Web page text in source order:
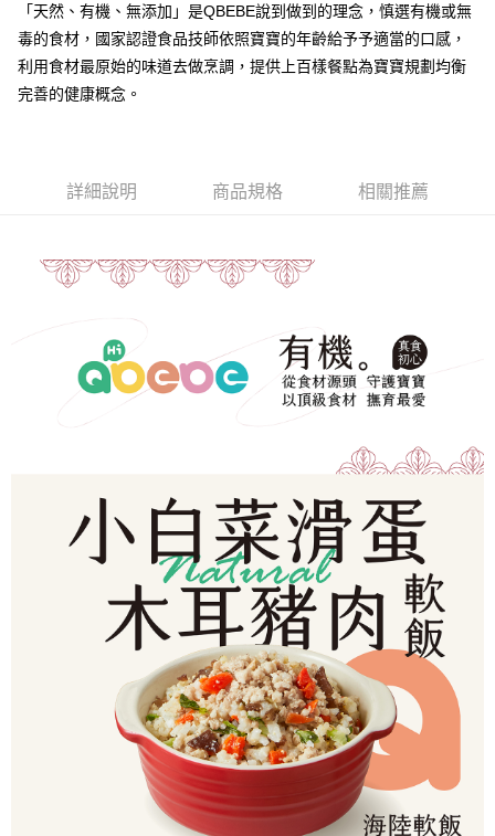
2.付款方式選擇「大哥付你分期」，訂單成立後會自動跳轉到大哥付的交易
流程，驗證手機門號後，選擇欲分期的期數、繳款截止日，確認付款後即完
成交易。
3.實際核准額度、可分期數及費用金額請依後續交易確認頁面所載為準。
4.訂單成立30分鐘內，如未前往確認交易或遇審核未通過，訂單將自動取
醒簡訊。
【注意事項】
1.本服務係由「台灣大哥大股份有限公司」（以下簡稱本公司）所提供，讓
2.基於同意付款使用「大哥付你分期」之契約關係目的，商店將以您的個人
資料（包含姓名、電話或地址）提供予台灣大哥大進項蒐集、處理及利用，
由本公司與您本人進行分期帳單所需資料之確認、核對及更正。
https://oppay.tw/userRule
相關說明
【關於「AFTEE先享後付」】
AFTEE先享後付是「在收到商品之後才付款」的支付方式。 讓您購物簡單
便利好安心！
１．簡單：不需註冊會員、不需綁卡、不需儲值。
１．於結帳方式選擇「AFTEE先享後付」後，將跳轉至「AFTEE先享後付」
３．收到繳費通知簡訊後14天內，點擊此簡訊中的連結，可透過四大超商／
ATM／網路銀行／等多元方式進行付款，方視為交易完成。
購買商品的店家。未經商家同意取消之訂單仍視為有效，需透過AFTEE先享
後付繳納相關費用。
※ 交易是否成功請以「AFTEE先享後付 」之結帳頁面顯示為準，若有關於
是否繳費成功／繳費後需取消欲退款等相關疑問，請聯繫「AFTEE先享後付
客戶支援中心」https://netprotections.freshdesk.com/support/home
１．透過由恩沛科技股份有限公司提供之「AFTEE先享後付」服務完成之交
易，需依本服務之必要範圍內提供個人資料，並將交易相關給付款項請求債
權轉讓予恩沛科技股份有限公司。
２．關於個人資料處理事宜，請瀏覽以下網址：
https://aftee.tw/terms/#terms3
３．未成年的使用者請事先徵得法定代理人或監護人之同意方可使用
「AFTEE先享後付」，若未經同意申辦者引起之損失，本公司不負相關責
４．使用「AFTEE先享後付」時，將依據個別帳號之用戶狀況，依本公司即
時審查核予不同之上限額度；若仍有額度不足之情形，本公司將視審查結果
請求用戶進行身份認證。
５．嚴禁一人註冊多個帳號或使用他人資訊註冊。若發現惡意使用之情形，
恩沛科技股份有限公司將有權停止該用戶之使用額度並採取法律行動。
冷凍宅配-本島
每筆NT$150，滿NT$1,500(含以上)免運費
冷凍宅配-離島
每筆NT$260
「天然、有機、無添加」是QBEBE說到做到的理念，慎選有機或無
毒的食材，國家認證食品技師依照寶寶的年齡給予予適當的口感，
利用食材最原始的味道去做烹調，提供上百樣餐點為寶寶規劃均衡
完善的健康概念。
詳細說明 商品規格 相關推薦